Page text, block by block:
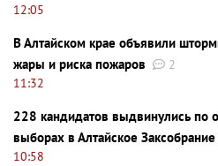
12:05
В Алтайском крае объявили
жары и риска пожаров
2
11:32
228 кандидатов выдвинулись по
выборах в Алтайское Заксобрание
10:58